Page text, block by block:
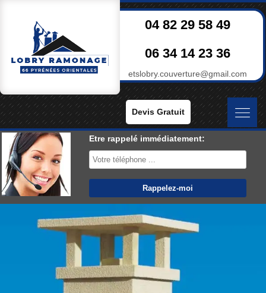
04 82 29 58 49
06 34 14 23 36
etslobry.couverture@gmail.com
Devis Gratuit
Etre rappelé immédiatement: